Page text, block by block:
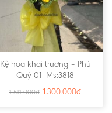
Kệ hoa khai trương – Phú
Quý 01- Ms:3818
1.511.000₫ 1.300.000₫